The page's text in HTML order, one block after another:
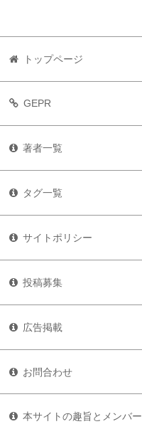
トップページ
GEPR
著者一覧
タグ一覧
サイトポリシー
投稿募集
広告掲載
お問合わせ
本サイトの趣旨とメンバー